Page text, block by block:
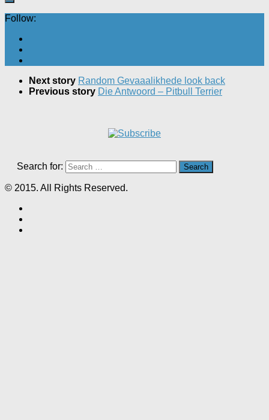
Follow:
Next story Random Gevaaalikhede look back
Previous story Die Antwoord – Pitbull Terrier
Search for:
© 2015. All Rights Reserved.